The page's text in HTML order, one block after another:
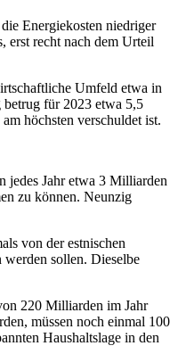
Energiekosten niedriger
erst recht nach dem Urteil
Umfeld etwa in
betrug für 2023 etwa 5,5
höchsten verschuldet ist.
jedes Jahr etwa 3 Milliarden
zu können. Neunzig
von der estnischen
werden sollen. Dieselbe
220 Milliarden im Jahr
müssen noch einmal 100
Haushaltslage in den